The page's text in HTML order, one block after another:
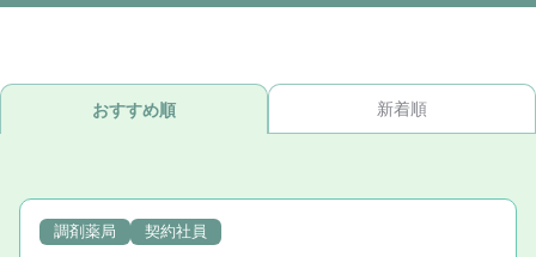
おすすめ順 新着順
調剤薬局 契約社員